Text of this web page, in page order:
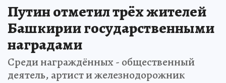
Путин отметил трёх жителей
Башкирии государственными
наградами
Среди награждённых - общественный
деятель, артист и железнодорожник